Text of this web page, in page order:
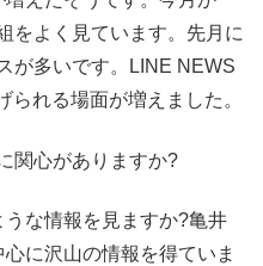
をよく見ています。先月に
が多いです。LINE NEWS
られる場面が増えました。
関心がありますか?
な情報を見ますか?亀井
に沢山の情報を得ていま